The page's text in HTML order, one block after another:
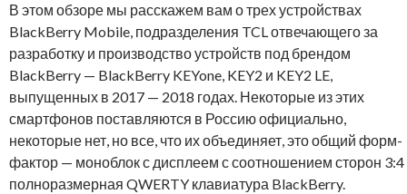
В этом обзоре мы расскажем вам о трех устройствах
BlackBerry Mobile, подразделения TCL отвечающего за
разработку и производство устройств под брендом
BlackBerry — BlackBerry KEYone, KEY2 и KEY2 LE,
выпущенных в 2017 — 2018 годах. Некоторые из этих
смартфонов поставляются в Россию официально,
некоторые нет, но все, что их объединяет, это общий форм-
фактор — моноблок с дисплеем с соотношением сторон 3:4
полноразмерная QWERTY клавиатура BlackBerry.